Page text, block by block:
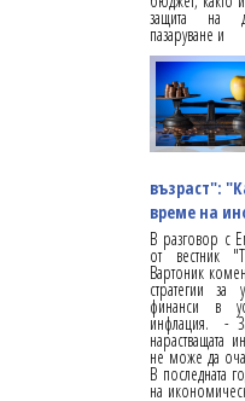
защита на
пазаруване и
възраст":
време на
В разговор с
от вестник
Вартоник
стратегии за
финанси в
инфлация. -
нарастващата
не може да
В последната
на